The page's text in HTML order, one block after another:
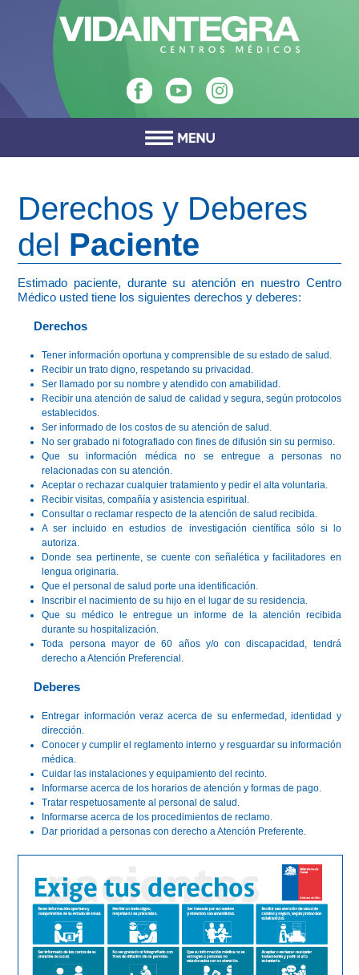
Derechos y Deberes
del Paciente
Estimado paciente, durante su atención en nuestro Centro
Médico usted tiene los siguientes derechos y deberes:
Derechos
Tener información oportuna y comprensible de su estado de salud.
Recibir un trato digno, respetando su privacidad.
Ser llamado por su nombre y atendido con amabilidad.
Recibir una atención de salud de calidad y segura, según protocolos
establecidos.
Ser informado de los costos de su atención de salud.
No ser grabado ni fotografiado con fines de difusión sin su permiso.
Que su información médica no se entregue a personas no
relacionadas con su atención.
Aceptar o rechazar cualquier tratamiento y pedir el alta voluntaria.
Recibir visitas, compañía y asistencia espiritual.
Consultar o reclamar respecto de la atención de salud recibida.
A ser incluido en estudios de investigación científica sólo si lo
autoriza.
Donde sea pertinente, se cuente con señalética y facilitadores en
lengua originaria.
Que el personal de salud porte una identificación.
Inscribir el nacimiento de su hijo en el lugar de su residencia.
Que su médico le entregue un informe de la atención recibida
durante su hospitalización.
Toda persona mayor de 60 años y/o con discapacidad, tendrá
derecho a Atención Preferencial.
Deberes
Entregar información veraz acerca de su enfermedad, identidad y
dirección.
Conocer y cumplir el reglamento interno y resguardar su información
médica.
Cuidar las instalaciones y equipamiento del recinto.
Informarse acerca de los horarios de atención y formas de pago.
Tratar respetuosamente al personal de salud.
Informarse acerca de los procedimientos de reclamo.
Dar prioridad a personas con derecho a Atención Preferente.